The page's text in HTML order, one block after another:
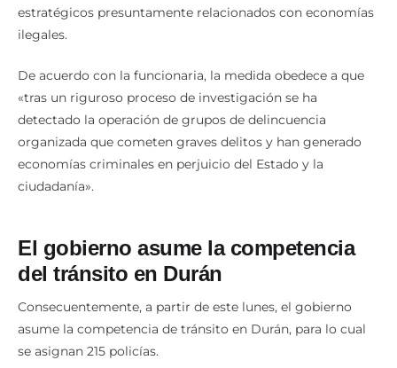
estratégicos presuntamente relacionados con economías
ilegales.
De acuerdo con la funcionaria, la medida obedece a que
«tras un riguroso proceso de investigación se ha
detectado la operación de grupos de delincuencia
organizada que cometen graves delitos y han generado
economías criminales en perjuicio del Estado y la
ciudadanía».
El gobierno asume la competencia
del tránsito en Durán
Consecuentemente, a partir de este lunes, el gobierno
asume la competencia de tránsito en Durán, para lo cual
se asignan 215 policías.